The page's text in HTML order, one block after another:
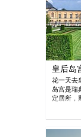
皇后岛
花一天去
岛宫是瑞
定居所，